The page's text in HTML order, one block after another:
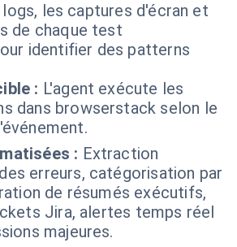
logs, les captures d'écran et
de chaque test
identifier des patterns
: L'agent exécute les
dans browserstack selon le
: Extraction
erreurs, catégorisation par
de résumés exécutifs,
Jira, alertes temps réel
majeures.